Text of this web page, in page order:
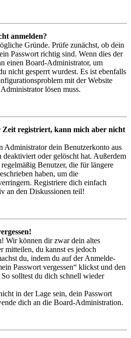
anmelden?
Gründe. Prüfe zunächst, ob dein
Passwort richtig sind. Wenn dies der
einen Board-Administrator, um
nicht gesperrt wurdest. Es ist ebenfalls
mit der Website
lösen muss.
Zeit registriert, kann mich aber nicht
Administrator dein Benutzerkonto aus
deaktiviert oder gelöscht hat. Außerdem
Benutzer, die für längere
haben, um die
Registriere dich einfach
an den Diskussionen teil!
Wir können dir zwar dein altes
mitteilen, du kannst es jedoch
du, indem du auf der Anmelde-
Passwort vergessen“ klickst und den
solltest du dich schnell wieder
in der Lage sein, dein Passwort
dich an die Board-Administration.